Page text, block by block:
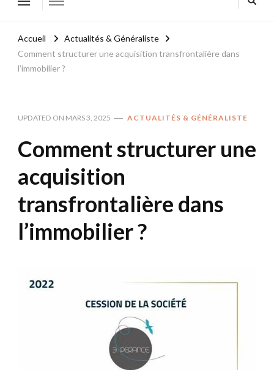
Accueil
Actualités & Généraliste
Comment structurer une acquisition transfrontalière dans
l’immobilier ?
UPDATED ON MARS 3, 2025 ACTUALITÉS & GÉNÉRALISTE
Comment structurer une
acquisition
transfrontalière dans
l’immobilier ?